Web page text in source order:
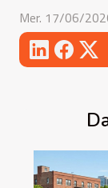
Mer. 17/06/